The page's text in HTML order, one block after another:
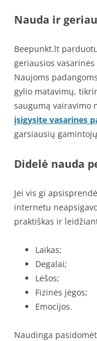
Nauda ir
Beepunkt.lt
geriausios
Naujoms
gylio matavimų,
saugumą vairavimo
įsigysite vasarines
garsiausių
Didelė nauda
Jei vis gi
internetu
praktiškas ir
Laikas;
Degalai;
Lėšos;
Fizinės jėgos;
Emocijos.
Naudinga